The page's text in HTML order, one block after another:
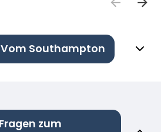
Vom Southampton
zum